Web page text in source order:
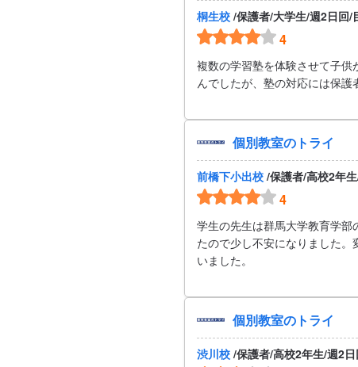
桐生校 /保護者/大学生/週2日回/
4
複数の学習塾を体験させて子
んでしたが、塾の対応には保護
個別教室のトライ
前橋下小出校 /保護者/高校2年
4
学生の先生は群馬大学教育学
たので少し不安になりました
いました。
個別教室のトライ
渋川校 /保護者/高校2年生/週2